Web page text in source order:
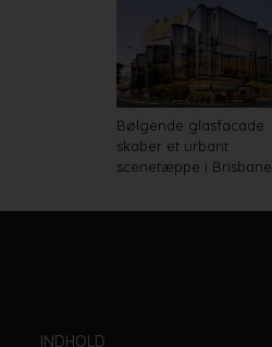
Bølgende glasfacade
skaber et urbant
scenetæppe i Brisbane
INDHOLD